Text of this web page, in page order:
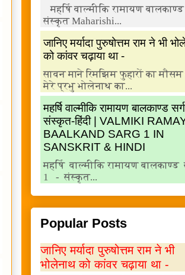
महर्षि वाल्मीकि रामायण
संस्कृत Maharishi...
जानिए मर्यादा पुरुषोत्तम राम ने भी
को कांवर चढ़ाया था -
सावन माने रिमझिम फुहारों का
मेरे प्रभु भोलेनाथ का...
महर्षि वाल्मीकि रामायण बालकाण्ड
संस्कृत-हिंदी | VALMIKI
BAALKAND SARG 1 IN
SANSKRIT & HINDI
महर्षि वाल्मीकि रामायण बालकाण्ड
1 - संस्कृत...
Popular Posts
जानिए मर्यादा पुरुषोत्तम राम ने भी
भोलेनाथ को कांवर चढ़ाया था -